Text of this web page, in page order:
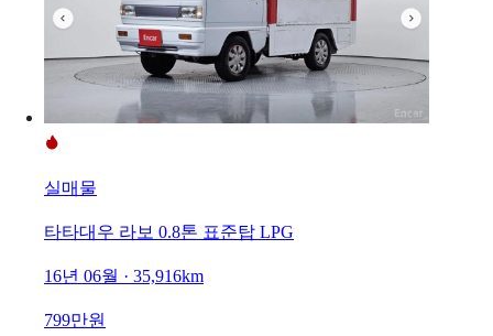
실매물
타타대우 라보 0.8톤 표준탑 LPG
16년 06월 · 35,916km
799만원